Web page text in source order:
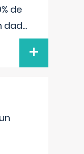
de
dad...
+